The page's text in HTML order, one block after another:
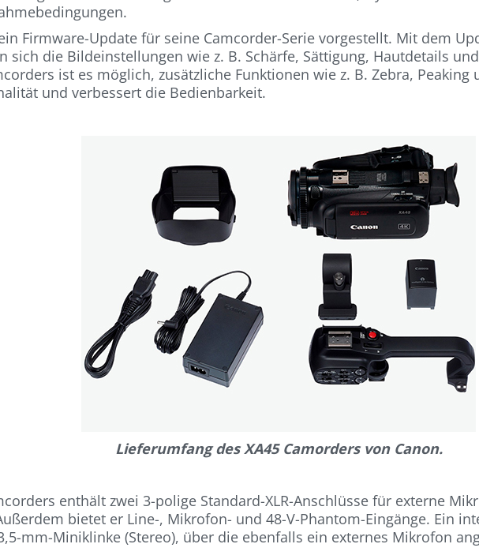
Firmware-Update für seine Camcorder-Serie vorgestellt. Mit dem
die Bildeinstellungen wie z. B. Schärfe, Sättigung, Hautdetails
ist es möglich, zusätzliche Funktionen wie z. B. Zebra,
und verbessert die Bedienbarkeit.
Lieferumfang des XA45 Camorders von Canon.
enthält zwei 3-polige Standard-XLR-Anschlüsse für externe
bietet er Line-, Mikrofon- und 48-V-Phantom-Eingänge. Ein
mm-Miniklinke (Stereo), über die ebenfalls ein externes Mikrofon